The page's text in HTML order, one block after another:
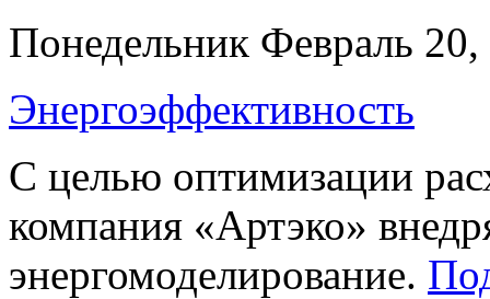
Понедельник Февраль
Энергоэффективность
С целью оптимизации
компания «Артэко»
энергомоделирование.